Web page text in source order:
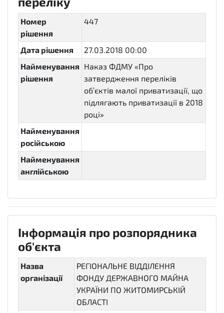
Номер
рішення
447
Дата рішення
27.03.2018 00:00
Найменування
рішення
Наказ ФДМУ «Про
затвердження переліків
об’єктів малої приватизації, що
підлягають приватизації в 2018
році»
Найменування
російською
Найменування
англійською
Інформація про розпорядника
об'єкта
Назва
організації
РЕГІОНАЛЬНЕ ВІДДІЛЕННЯ
ФОНДУ ДЕРЖАВНОГО МАЙНА
УКРАЇНИ ПО ЖИТОМИРСЬКІЙ
ОБЛАСТІ